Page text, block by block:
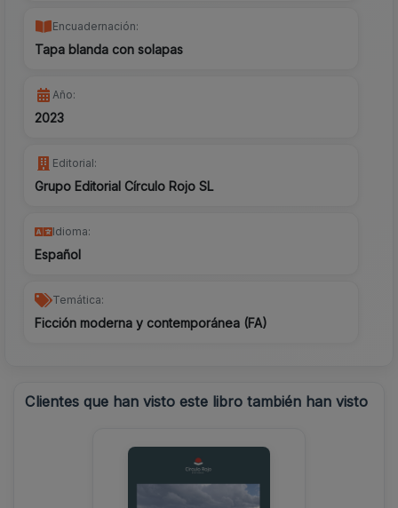
Encuadernación:
Tapa blanda con solapas
Año:
2023
Editorial:
Grupo Editorial Círculo Rojo SL
Idioma:
Español
Temática:
Ficción moderna y contemporánea (FA)
Clientes que han visto este libro también han visto